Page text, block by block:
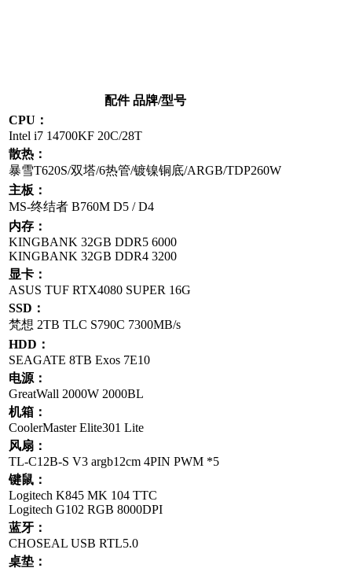
配件 品牌/型号
CPU：
Intel i7 14700KF 20C/28T
散热：
暴雪T620S/双塔/6热管/镀镍铜底/ARGB/TDP260W
主板：
MS-终结者 B760M D5 / D4
内存：
KINGBANK 32GB DDR5 6000
KINGBANK 32GB DDR4 3200
显卡：
ASUS TUF RTX4080 SUPER 16G
SSD：
梵想 2TB TLC S790C 7300MB/s
HDD：
SEAGATE 8TB Exos 7E10
电源：
GreatWall 2000W 2000BL
机箱：
CoolerMaster Elite301 Lite
风扇：
TL-C12B-S V3 argb12cm 4PIN PWM *5
键鼠：
Logitech K845 MK 104 TTC
Logitech G102 RGB 8000DPI
蓝牙：
CHOSEAL USB RTL5.0
桌垫：